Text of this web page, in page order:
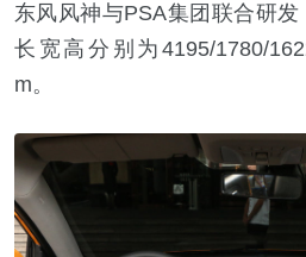
东风风神与PSA集团联合研
长宽高分别为4195/1780/
m。